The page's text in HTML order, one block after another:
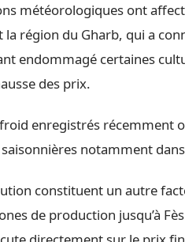
météorologiques ont
région du Gharb, qui a
endommagé certaines
des prix.
enregistrés récemment
notamment dans
constituent un autre
de production jusqu’à